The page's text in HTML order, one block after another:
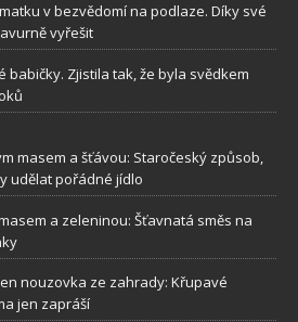
v bezvědomí na podlaze. Díky své
vyřešit
babičky. Zjistila tak, že byla svědkem
masem a šťávou: Staročeský způsob,
udělat pořádné jídlo
a zeleninou: Šťavnatá směs na
nouzovka ze zahrady: Křupavé
jen zapráší